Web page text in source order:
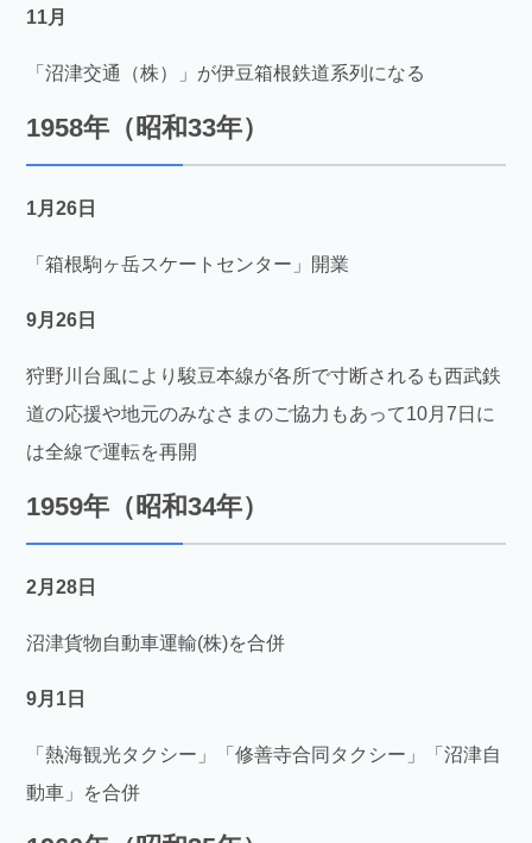
11月
「沼津交通（株）」が伊豆箱根鉄道系列になる
1958年（昭和33年）
1月26日
「箱根駒ヶ岳スケートセンター」開業
9月26日
狩野川台風により駿豆本線が各所で寸断されるも西武鉄
道の応援や地元のみなさまのご協力もあって10月7日に
は全線で運転を再開
1959年（昭和34年）
2月28日
沼津貨物自動車運輸(株)を合併
9月1日
「熱海観光タクシー」「修善寺合同タクシー」「沼津自
動車」を合併